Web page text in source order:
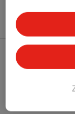
Kruidvat Club